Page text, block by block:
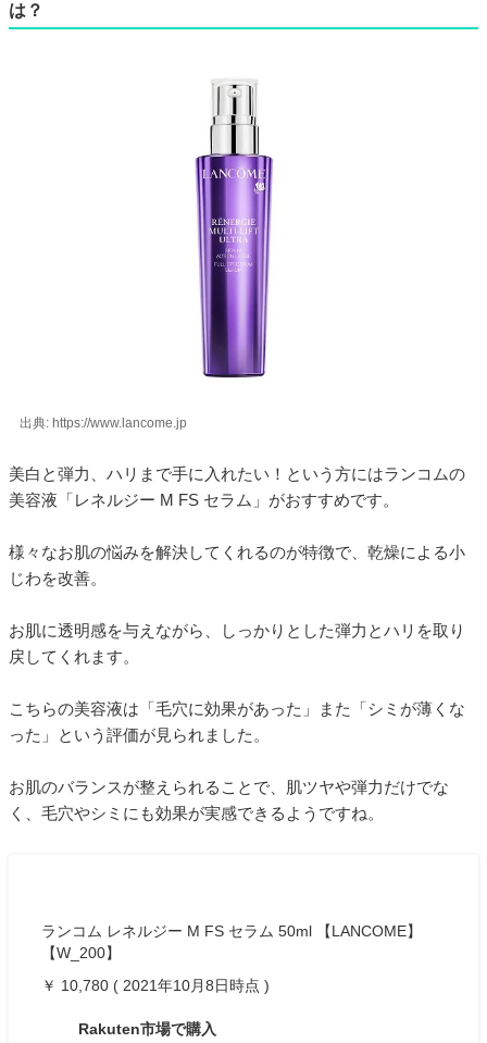
は？
出典: https://www.lancome.jp
美白と弾力、ハリまで手に入れたい！という方にはランコムの
美容液「レネルジー M FS セラム」がおすすめです。
様々なお肌の悩みを解決してくれるのが特徴で、乾燥による小
じわを改善。
お肌に透明感を与えながら、しっかりとした弾力とハリを取り
戻してくれます。
こちらの美容液は「毛穴に効果があった」また「シミが薄くな
った」という評価が見られました。
お肌のバランスが整えられることで、肌ツヤや弾力だけでな
く、毛穴やシミにも効果が実感できるようですね。
ランコム レネルジー M FS セラム 50ml 【LANCOME】
【W_200】
￥ 10,780 ( 2021年10月8日時点 )
Rakuten市場で購入